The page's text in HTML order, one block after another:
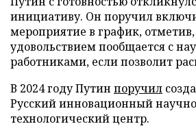
инициативу. Он поручил
мероприятие в график, отметив,
удовольствием пообщается с
работниками, если позволит
В 2024 году Путин поручил
Русский инновационный
технологический центр.